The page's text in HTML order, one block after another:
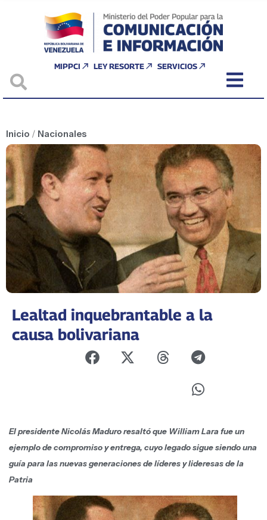
MIPPCI LEY RESORTE SERVICIOS
Inicio / Nacionales
Lealtad inquebrantable a la
causa bolivariana
El presidente Nicolás Maduro resaltó que William Lara fue un
ejemplo de compromiso y entrega, cuyo legado sigue siendo una
guía para las nuevas generaciones de líderes y lideresas de la
Patria